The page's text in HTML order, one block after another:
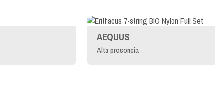
AEQUUS
Alta presencia